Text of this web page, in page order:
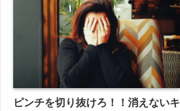
ピンチを切り抜けろ！！消えないキ